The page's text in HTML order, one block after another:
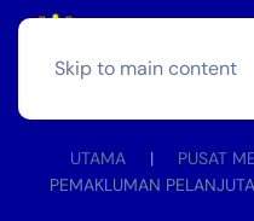
Skip to main content
UTAMA PUSAT
PEMAKLUMAN